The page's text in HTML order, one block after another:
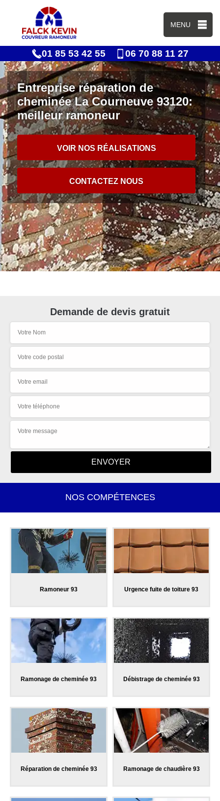
MENU
01 85 53 42 55 06 70 88 11 27
Entreprise réparation de
cheminée La Courneuve 93120:
meilleur ramoneur
VOIR NOS RÉALISATIONS
CONTACTEZ NOUS
Demande de devis gratuit
NOS COMPÉTENCES
Ramoneur 93 Urgence fuite de toiture 93
Ramonage de cheminée 93 Débistrage de cheminée 93
Réparation de cheminée 93 Ramonage de chaudière 93